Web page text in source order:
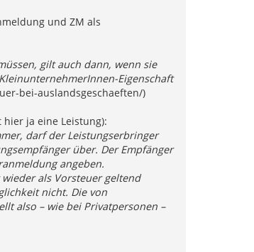
und ZM als
gilt auch dann, wenn sie
Eigenschaft
bei-auslandsgeschaeften/)
ja eine Leistung):
darf der Leistungserbringer
über. Der Empfänger
angeben.
als Vorsteuer geltend
nicht. Die von
also – wie bei Privatpersonen –